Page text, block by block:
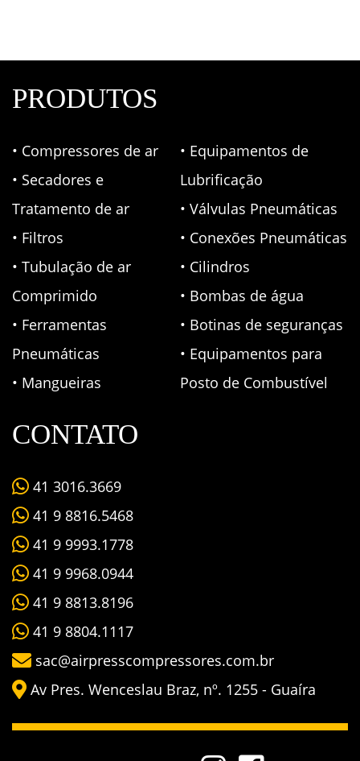
PRODUTOS
• Compressores de ar
• Secadores e
Tratamento de ar
• Filtros
• Tubulação de ar
Comprimido
• Ferramentas
Pneumáticas
• Mangueiras
• Equipamentos de
Lubrificação
• Válvulas Pneumáticas
• Conexões Pneumáticas
• Cilindros
• Bombas de água
• Botinas de seguranças
• Equipamentos para
Posto de Combustível
CONTATO
41 3016.3669
41 9 8816.5468
41 9 9993.1778
41 9 9968.0944
41 9 8813.8196
41 9 8804.1117
sac@airpresscompressores.com.br
Av Pres. Wenceslau Braz, nº. 1255 - Guaíra